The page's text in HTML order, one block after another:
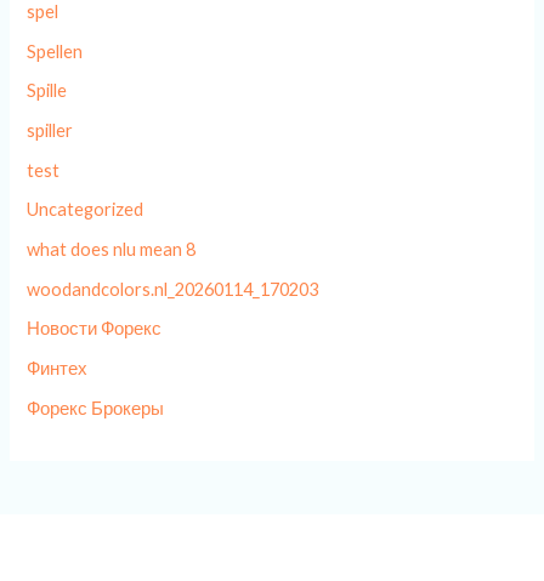
spel
Spellen
Spille
spiller
test
Uncategorized
what does nlu mean 8
woodandcolors.nl_20260114_170203
Новости Форекс
Финтех
Форекс Брокеры